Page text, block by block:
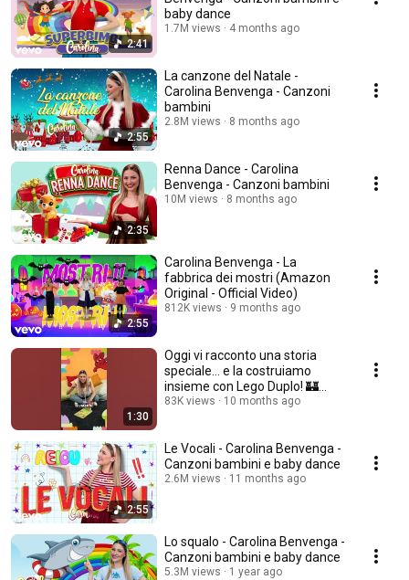
2:41
baby dance
1.7M views 4 months ago
2:55
La canzone del Natale -
Carolina Benvenga - Canzoni
bambini
2.8M views 8 months ago
2:35
Renna Dance - Carolina
Benvenga - Canzoni bambini
10M views 8 months ago
2:55
Carolina Benvenga - La
fabbrica dei mostri (Amazon
Original - Official Video)
812K views 9 months ago
1:30
Oggi vi racconto una storia
speciale… e la costruiamo
insieme con Lego Duplo! 🏰
#Adv #Lego
83K views 10 months ago
2:55
Le Vocali - Carolina Benvenga -
Canzoni bambini e baby dance
2.6M views 11 months ago
Lo squalo - Carolina Benvenga -
Canzoni bambini e baby dance
5.3M views 1 year ago